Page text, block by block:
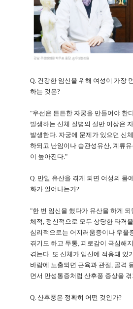
Q. 건강한 임신을 위해 여성이 가장
하는 것은?
"우선은 튼튼한 자궁을 만들어야 한
발생하는 신체 질병의 절반 이상은
발생한다. 자궁에 문제가 있으면 신
하되고 난임이나 습관성유산, 계류유
이 높아진다."
Q. 만일 유산을 겪게 되면 여성의 몸
화가 일어나는가?
"한 번 임신을 했다가 유산을 하게 되
체적, 정신적으로 모두 상당한 타격
심리적으로는 어지러움증이나 우울
겪기도 하고 두통, 피로감이 극심해
겪는다. 또 신체가 임신에 적응돼 있
바람에 노출되면 근육과 관절, 골격
면서 만성통증처럼 산후풍 증상을
Q. 산후풍은 정확히 어떤 것인가?